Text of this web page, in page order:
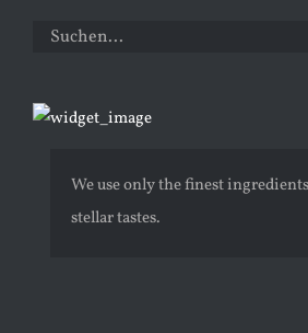
Suche
We use only the finest
stellar tastes.